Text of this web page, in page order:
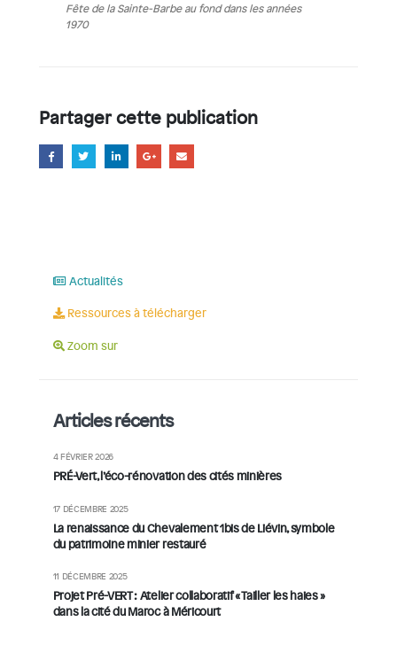
Fête de la Sainte-Barbe au fond dans les années
1970
Partager cette publication
Actualités
Ressources à télécharger
Zoom sur
Articles récents
PRÉ-Vert, l’éco-rénovation des cités minières
4 FÉVRIER 2026
La renaissance du Chevalement 1bis de Liévin, symbole
du patrimoine minier restauré
17 DÉCEMBRE 2025
Projet Pré-VERT : Atelier collaboratif « Tailler les haies »
dans la cité du Maroc à Méricourt
11 DÉCEMBRE 2025